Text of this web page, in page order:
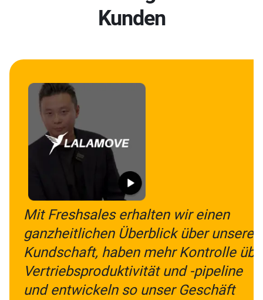
Kunden
Mit Freshsales erhalten wir einen
ganzheitlichen Überblick über unsere
Kundschaft, haben mehr Kontrolle
Vertriebsproduktivität und -pipeline
und entwickeln so unser Geschäft